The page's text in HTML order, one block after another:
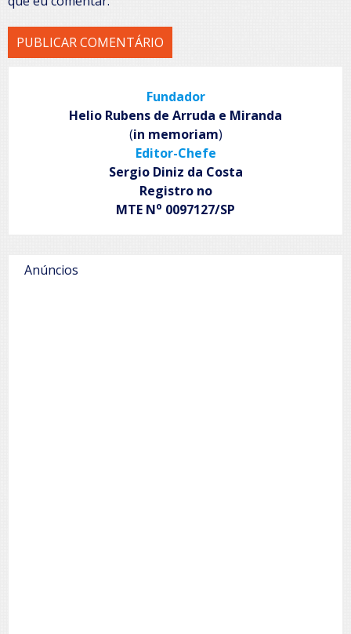
Fundador
Helio Rubens de Arruda e Miranda
(in memoriam)
Editor-Chefe
Sergio Diniz da Costa
Registro no
MTE No 0097127/SP
Anúncios